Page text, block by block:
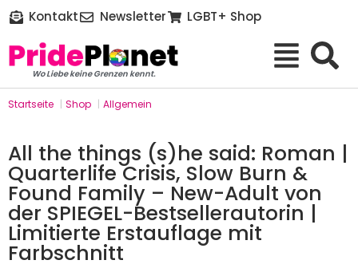
Kontakt Newsletter LGBT+ Shop
Wo Liebe keine Grenzen kennt.
Startseite | Shop | Allgemein
All the things (s)he said: Roman |
Quarterlife Crisis, Slow Burn &
Found Family – New-Adult von
der SPIEGEL-Bestsellerautorin |
Limitierte Erstauflage mit
Farbschnitt